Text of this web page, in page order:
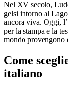
Nel XV secolo,
gelsi intorno al
ancora viva. Oggi,
per la stampa e la
mondo provengono
Come
italiano